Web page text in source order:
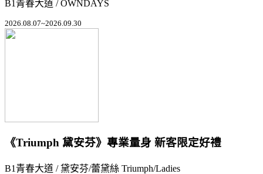
B1青春大道 / OWNDAYS
2026.08.07~2026.09.30
《Triumph 黛安芬》專業量身 新客限定好禮
B1青春大道 / 黛安芬/蕾黛絲 Triumph/Ladies